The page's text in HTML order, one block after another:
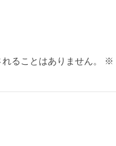
ることはありません。 ※